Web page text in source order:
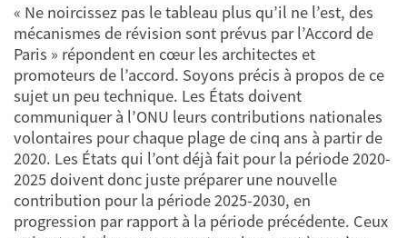
« Ne noircissez pas le tableau plus qu’il ne l’est, des
mécanismes de révision sont prévus par l’Accord de
Paris » répondent en cœur les architectes et
promoteurs de l’accord. Soyons précis à propos de ce
sujet un peu technique. Les États doivent
communiquer à l’ONU leurs contributions nationales
volontaires pour chaque plage de cinq ans à partir de
2020. Les États qui l’ont déjà fait pour la période 2020-
2025 doivent donc juste préparer une nouvelle
contribution pour la période 2025-2030, en
progression par rapport à la période précédente. Ceux